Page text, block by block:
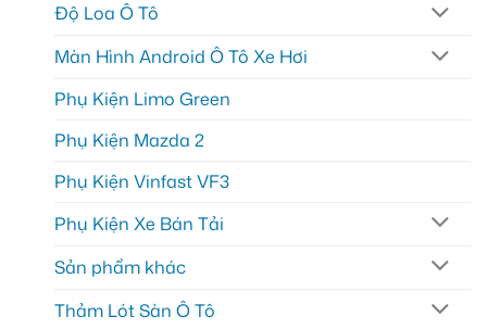
Độ Loa Ô Tô
Màn Hình Android Ô Tô Xe Hơi
Phụ Kiện Limo Green
Phụ Kiện Mazda 2
Phụ Kiện Vinfast VF3
Phụ Kiện Xe Bán Tải
Sản phẩm khác
Thảm Lót Sàn Ô Tô